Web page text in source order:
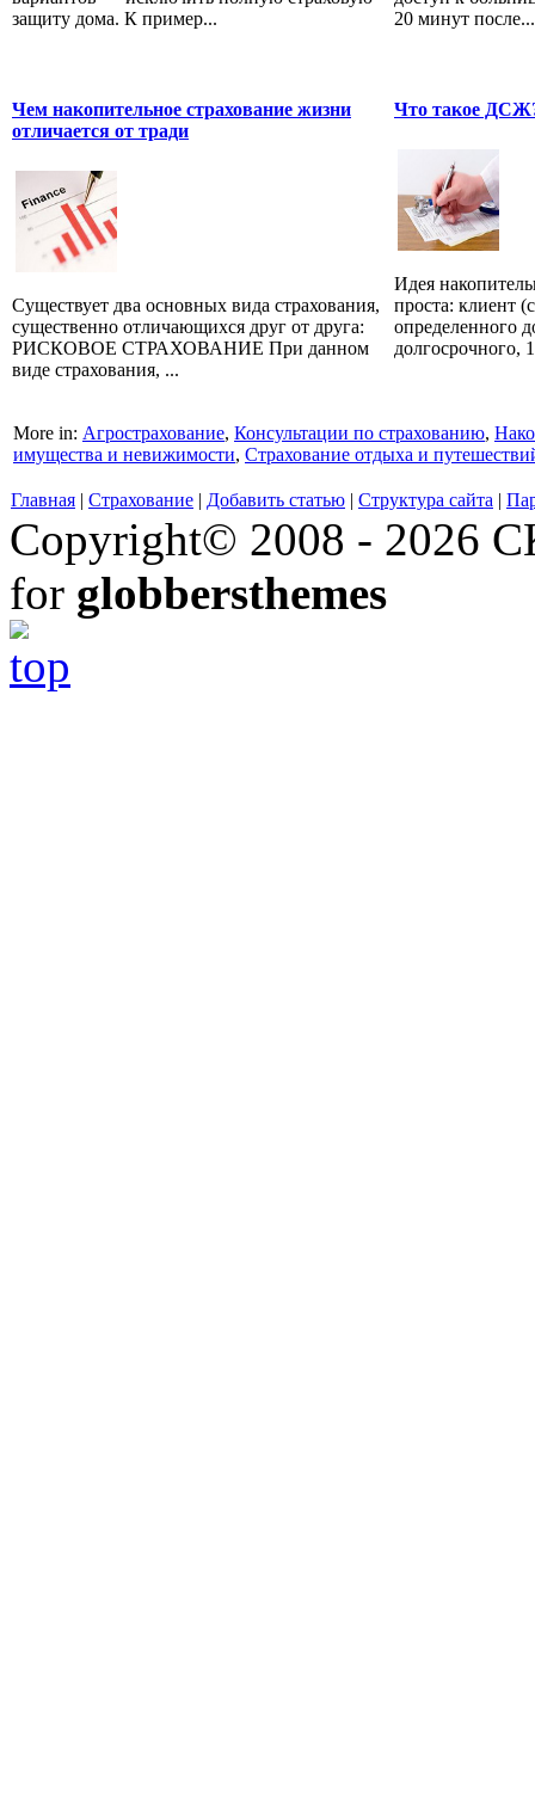
защиту дома. К пример...
20 минут после...
Чем накопительное страхование жизни
отличается от тради
Существует два основных вида страхования,
существенно отличающихся друг от друга:
РИСКОВОЕ СТРАХОВАНИЕ При данном
виде страхования, ...
Что такое
Идея
проста: клиент
определенного
долгосрочного,
More in: Агрострахование, Консультации по страхованию,
имущества и невижимости, Страхование отдыха и
Главная | Страхование | Добавить статью | Структура сайта |
Copyright© 2008 - 2026
for globbersthemes